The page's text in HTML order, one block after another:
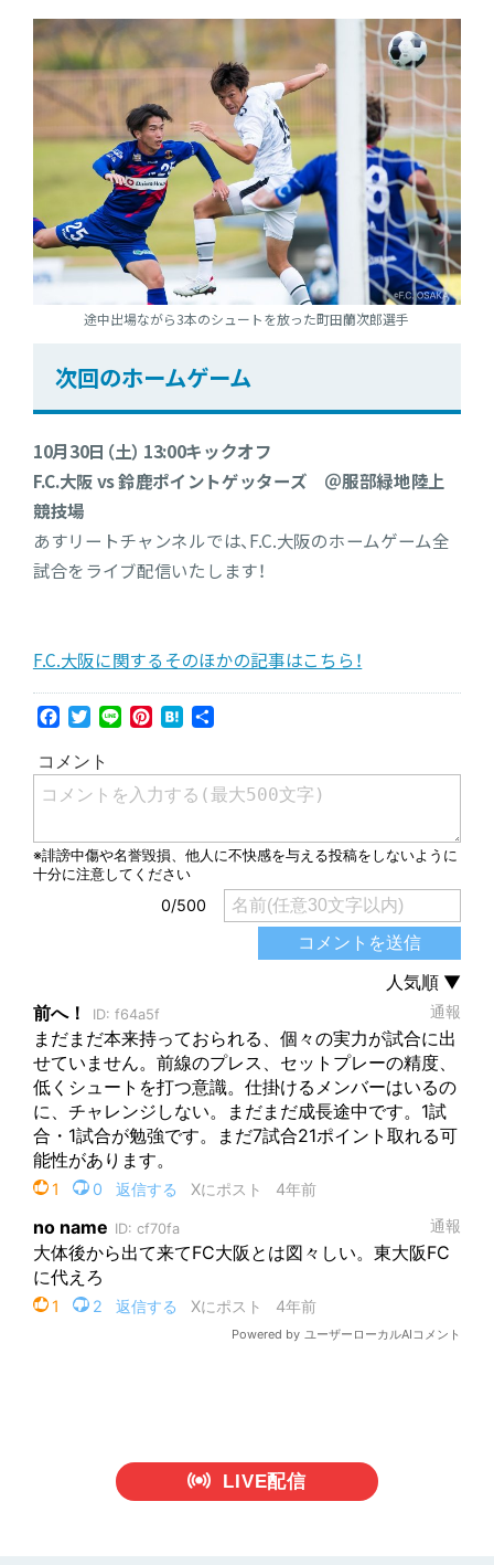
途中出場ながら3本のシュートを放った町田蘭次郎選手
次回のホームゲーム
10月30日（土） 13:00キックオフ
F.C.大阪 vs 鈴鹿ポイントゲッターズ ＠服部緑地陸上
競技場
あすリートチャンネルでは、F.C.大阪のホームゲーム全
試合をライブ配信いたします！
F.C.大阪に関するそのほかの記事はこちら！
Facebook
Twitter
LinePinterest
Hatena
共
LIVE配信